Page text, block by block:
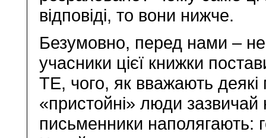
відповіді, то вони нижче.
Безумовно, перед нами – не
учасники цієї книжки
ТЕ, чого, як вважають деякі
«пристойні» люди
письменники наполягають: